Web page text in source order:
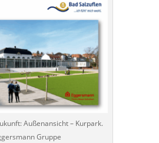
Außenansicht – Kurpark.
Gruppe